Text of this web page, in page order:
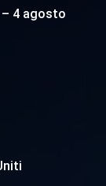
– 4 agosto